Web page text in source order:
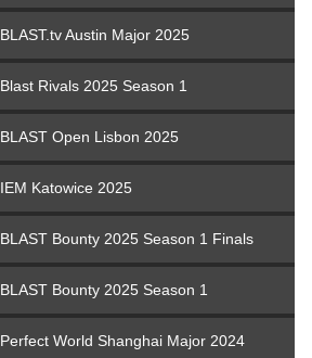
BLAST.tv Austin Major 2025
Blast Rivals 2025 Season 1
BLAST Open Lisbon 2025
IEM Katowice 2025
BLAST Bounty 2025 Season 1 Finals
BLAST Bounty 2025 Season 1
Perfect World Shanghai Major 2024